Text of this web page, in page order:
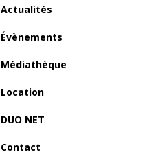
Previous item
musique
Actualités
Évènements
Médiathèque
Location
DUO NET
Contact